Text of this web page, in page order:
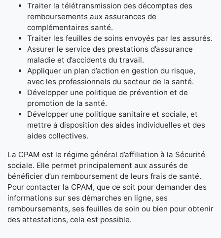
Traiter la télétransmission des décomptes des
remboursements aux assurances de
complémentaires santé.
Traiter les feuilles de soins envoyés par les assurés.
Assurer le service des prestations d’assurance
maladie et d’accidents du travail.
Appliquer un plan d’action en gestion du risque,
avec les professionnels du secteur de la santé.
Développer une politique de prévention et de
promotion de la santé.
Développer une politique sanitaire et sociale, et
mettre à disposition des aides individuelles et des
aides collectives.
La CPAM est le régime général d’affiliation à la Sécurité
sociale. Elle permet principalement aux assurés de
bénéficier d’un remboursement de leurs frais de santé.
Pour contacter la CPAM, que ce soit pour demander des
informations sur ses démarches en ligne, ses
remboursements, ses feuilles de soin ou bien pour obtenir
des attestations, cela est possible.